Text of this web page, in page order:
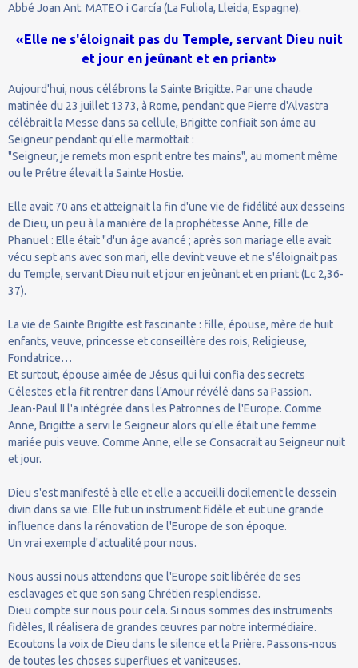
Abbé Joan Ant. MATEO i García (La Fuliola, Lleida, Espagne).
«Elle ne s'éloignait pas du Temple, servant Dieu nuit
et jour en jeûnant et en priant»
Aujourd'hui, nous célébrons la Sainte Brigitte. Par une chaude
matinée du 23 juillet 1373, à Rome, pendant que Pierre d'Alvastra
célébrait la Messe dans sa cellule, Brigitte confiait son âme au
Seigneur pendant qu'elle marmottait :
"Seigneur, je remets mon esprit entre tes mains", au moment même
ou le Prêtre élevait la Sainte Hostie.
Elle avait 70 ans et atteignait la fin d'une vie de fidélité aux desseins
de Dieu, un peu à la manière de la prophétesse Anne, fille de
Phanuel : Elle était "d'un âge avancé ; après son mariage elle avait
vécu sept ans avec son mari, elle devint veuve et ne s'éloignait pas
du Temple, servant Dieu nuit et jour en jeûnant et en priant (Lc 2,36-
37).
La vie de Sainte Brigitte est fascinante : fille, épouse, mère de huit
enfants, veuve, princesse et conseillère des rois, Religieuse,
Fondatrice…
Et surtout, épouse aimée de Jésus qui lui confia des secrets
Célestes et la fit rentrer dans l'Amour révélé dans sa Passion.
Jean-Paul II l'a intégrée dans les Patronnes de l'Europe. Comme
Anne, Brigitte a servi le Seigneur alors qu'elle était une femme
mariée puis veuve. Comme Anne, elle se Consacrait au Seigneur nuit
et jour.
Dieu s'est manifesté à elle et elle a accueilli docilement le dessein
divin dans sa vie. Elle fut un instrument fidèle et eut une grande
influence dans la rénovation de l'Europe de son époque.
Un vrai exemple d'actualité pour nous.
Nous aussi nous attendons que l'Europe soit libérée de ses
esclavages et que son sang Chrétien resplendisse.
Dieu compte sur nous pour cela. Si nous sommes des instruments
fidèles, Il réalisera de grandes œuvres par notre intermédiaire.
Ecoutons la voix de Dieu dans le silence et la Prière. Passons-nous
de toutes les choses superflues et vaniteuses.